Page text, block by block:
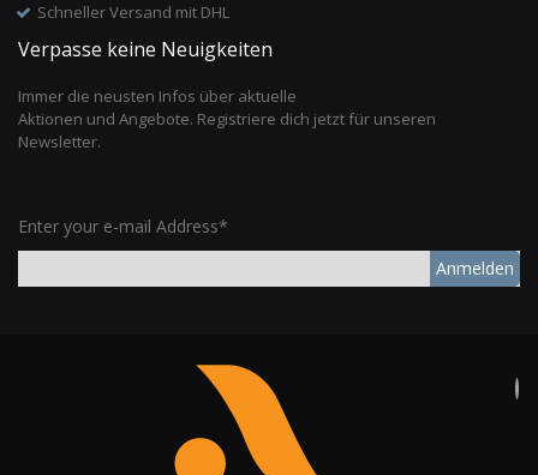
Schneller Versand mit DHL
Verpasse keine Neuigkeiten
Immer die neusten Infos über aktuelle
Aktionen und Angebote. Registriere dich jetzt für unseren
Newsletter.
Enter your e-mail Address*
Anmelden